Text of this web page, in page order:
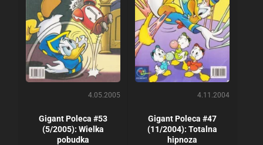
4.05.2005
Gigant Poleca #53
(5/2005): Wielka
pobudka
4.11.2004
Gigant Poleca #47
(11/2004): Totalna
hipnoza